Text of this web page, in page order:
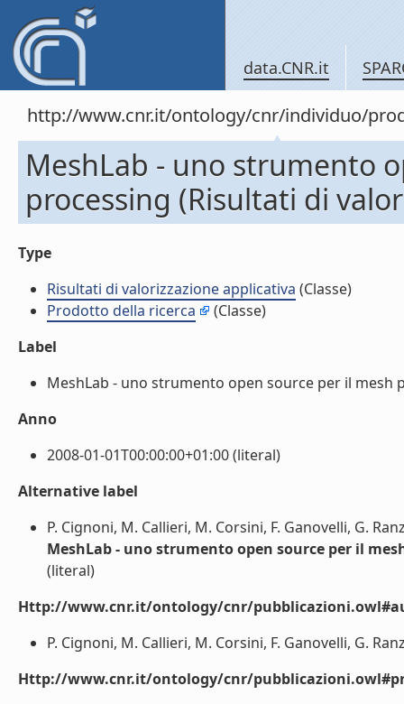
data.CNR.it
http://www.cnr.it/ontology/cnr/individuo/
MeshLab - uno strumento
processing (Risultati di
Type
Risultati di valorizzazione applicativa (Classe)
Prodotto della ricerca
(Classe)
Label
MeshLab - uno strumento open source per il mesh
Anno
2008-01-01T00:00:00+01:00 (literal)
Alternative label
P. Cignoni, M. Callieri, M. Corsini, F. Ganovelli, G.
MeshLab - uno strumento open source per il
(literal)
Http://www.cnr.it/ontology/cnr/
P. Cignoni, M. Callieri, M. Corsini, F. Ganovelli, G.
Http://www.cnr.it/ontology/cnr/